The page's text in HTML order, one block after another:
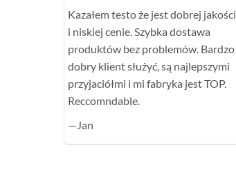
Kazałem testo że jest dobrej jakości
i niskiej cenie. Szybka dostawa
produktów bez problemów. Bardzo
dobry klient służyć, są najlepszymi
przyjaciółmi i mi fabryka jest TOP.
Reccomndable.
—Jan